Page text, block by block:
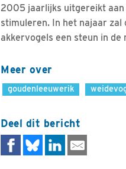
2005 jaarlijks uitgereikt aan
stimuleren. In het najaar zal
akkervogels een steun in de
Meer over
goudenleeuwerik
Deel dit bericht